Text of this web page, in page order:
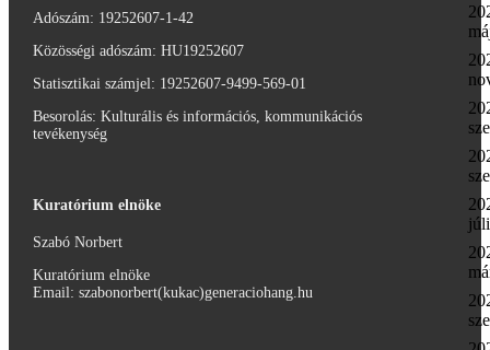
Adószám: 19252607-1-42
Közösségi adószám: HU19252607
Statisztikai számjel: 19252607-9499-569-01
Besorolás: Kulturális és információs, kommunikációs
tevékenység
Kuratórium elnöke
Szabó Norbert
Kuratórium elnöke
Email: szabonorbert(kukac)generaciohang.hu